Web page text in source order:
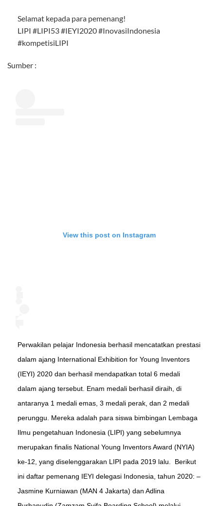
Selamat kepada para pemenang!⁣⁣
LIPI #LIPI53 #IEYI2020 #InovasiIndonesia
#kompetisiLIPI
Sumber :
View this post on Instagram
Perwakilan pelajar Indonesia berhasil mencatatkan prestasi
dalam ajang International Exhibition for Young Inventors
(IEYI) 2020 dan berhasil mendapatkan total 6 medali
dalam ajang tersebut. Enam medali berhasil diraih, di
antaranya 1 medali emas, 3 medali perak, dan 2 medali
perunggu. Mereka adalah para siswa bimbingan Lembaga
Ilmu pengetahuan Indonesia (LIPI) yang sebelumnya
merupakan finalis National Young Inventors Award (NYIA)
ke-12, yang diselenggarakan LIPI pada 2019 lalu.⁣⁣ ⁣⁣ Berikut
ini daftar pemenang IEYI delegasi Indonesia, tahun 2020:⁣⁣ –
Jasmine Kurniawan (MAN 4 Jakarta) dan Adlina